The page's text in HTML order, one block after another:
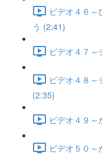
ビデオ４６
う (2:41)
ビデオ４７
ビデオ４８
(2:35)
ビデオ４９
ビデオ５０